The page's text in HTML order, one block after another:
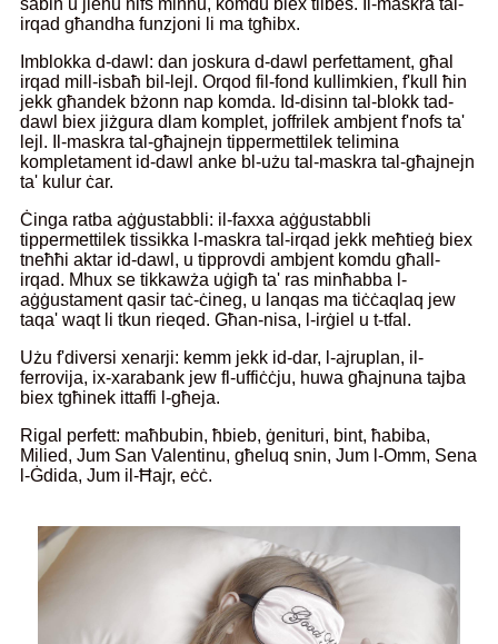
sabiħ u jieħu nifs minnu, komdu biex tilbes. Il-maskra tal-
irqad għandha funzjoni li ma tgħibx.
Imblokka d-dawl: dan joskura d-dawl perfettament, għal
irqad mill-isbaħ bil-lejl. Orqod fil-fond kullimkien, f'kull ħin
jekk għandek bżonn nap komda. Id-disinn tal-blokk tad-
dawl biex jiżgura dlam komplet, joffrilek ambjent f'nofs ta'
lejl. Il-maskra tal-għajnejn tippermettilek telimina
kompletament id-dawl anke bl-użu tal-maskra tal-għajnejn
ta' kulur ċar.
Ċinga ratba aġġustabbli: il-faxxa aġġustabbli
tippermettilek tissikka l-maskra tal-irqad jekk meħtieġ biex
tneħħi aktar id-dawl, u tipprovdi ambjent komdu għall-
irqad. Mhux se tikkawża uġigħ ta' ras minħabba l-
aġġustament qasir taċ-ċineg, u lanqas ma tiċċaqlaq jew
taqa' waqt li tkun rieqed. Għan-nisa, l-irġiel u t-tfal.
Użu f'diversi xenarji: kemm jekk id-dar, l-ajruplan, il-
ferrovija, ix-xarabank jew fl-uffiċċju, huwa għajnuna tajba
biex tgħinek ittaffi l-għeja.
Rigal perfett: maħbubin, ħbieb, ġenituri, bint, ħabiba,
Milied, Jum San Valentinu, għeluq snin, Jum l-Omm, Sena
l-Ġdida, Jum il-Ħajr, eċċ.